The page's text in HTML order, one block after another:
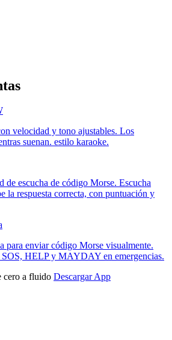
velocidad y tono ajustables. Los
suenan. estilo karaoke.
de escucha de código Morse. Escucha
la respuesta correcta, con puntuación y
para enviar código Morse visualmente.
SOS, HELP y MAYDAY en emergencias.
cero a fluido Descargar App